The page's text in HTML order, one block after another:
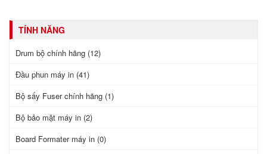
TÍNH NĂNG
Drum bộ chính hãng (12)
Đầu phun máy in (41)
Bộ sấy Fuser chính hãng (1)
Bộ bảo mặt máy in (2)
Board Formater máy in (0)